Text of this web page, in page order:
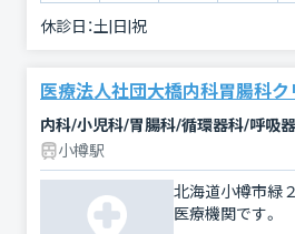
休診日：土|日|祝
医療法人社団大橋内科胃腸科ク
内科/小児科/胃腸科/循環器科/呼吸
小樽駅
北海道小樽市緑
医療機関です。